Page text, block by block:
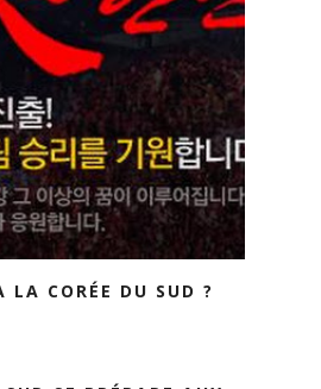
LA CORÉE DU SUD ?